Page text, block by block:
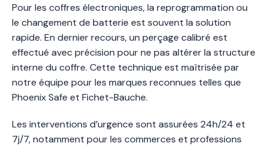
Pour les coffres électroniques, la reprogrammation ou
le changement de batterie est souvent la solution
rapide. En dernier recours, un perçage calibré est
effectué avec précision pour ne pas altérer la structure
interne du coffre. Cette technique est maîtrisée par
notre équipe pour les marques reconnues telles que
Phoenix Safe et Fichet-Bauche.
Les interventions d’urgence sont assurées 24h/24 et
7j/7, notamment pour les commerces et professions